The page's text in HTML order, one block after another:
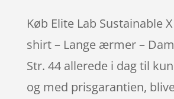
Køb Elite Lab Sustainable
shirt – Lange ærmer –
Str. 44 allerede i dag til
og med prisgarantien,